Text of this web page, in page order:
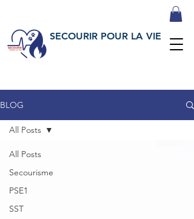
SECOURIR POUR LA VIE
BLOG
All Posts
Secourisme
PSE1
SST
All Posts